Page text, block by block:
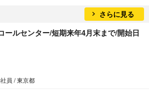
さらに見る
ールセンター/短期来年4月末まで/開始日
員 / 東京都